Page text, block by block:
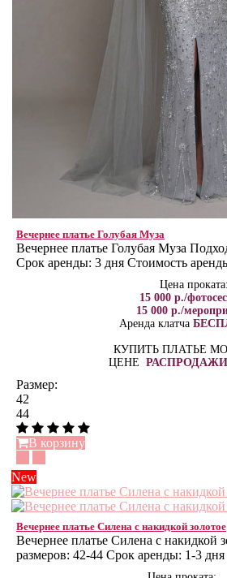
Вечернее платье Голубая Муза
Вечернее платье Голубая Муза
Срок аренды: 3 дня Стоимость
Цена проката:
15 000 р./
15 000 р./
Аренда клатча
КУПИТЬ ПЛАТЬЕ
ЦЕНЕ РАСПРОДАЖИ:
Размер:
42
44
В корзину
New
Вечернее платье Силена с накидкой золотое
Вечернее платье Силена с накидкой
размеров: 42-44 Срок аренды: 1-3 дня